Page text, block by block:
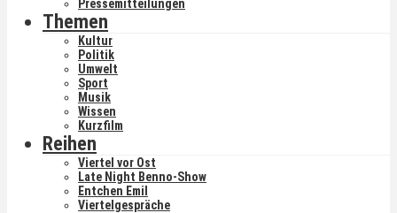
Pressemitteilungen
Themen
Kultur
Politik
Umwelt
Sport
Musik
Wissen
Kurzfilm
Reihen
Viertel vor Ost
Late Night Benno-Show
Entchen Emil
Viertelgespräche